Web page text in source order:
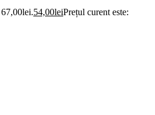
54,00leiPrețul curent este: